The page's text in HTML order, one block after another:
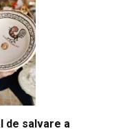
de salvare a